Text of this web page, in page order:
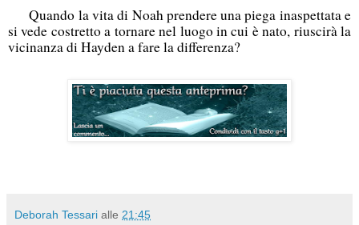
Quando la vita di Noah prendere una piega inaspettata e
si vede costretto a tornare nel luogo in cui è nato, riuscirà la
vicinanza di Hayden a fare la differenza?
Deborah Tessari alle 21:45